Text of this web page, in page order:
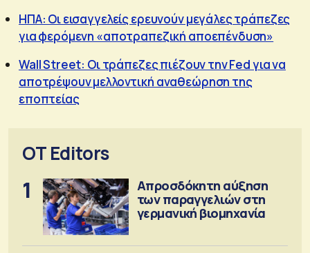
ΗΠΑ: Οι εισαγγελείς ερευνούν μεγάλες τράπεζες
για φερόμενη «αποτραπεζική αποεπένδυση»
Wall Street: Οι τράπεζες πιέζουν την Fed για να
αποτρέψουν μελλοντική αναθεώρηση της
εποπτείας
OT Editors
1
Απροσδόκητη αύξηση
των παραγγελιών στη
γερμανική βιομηχανία